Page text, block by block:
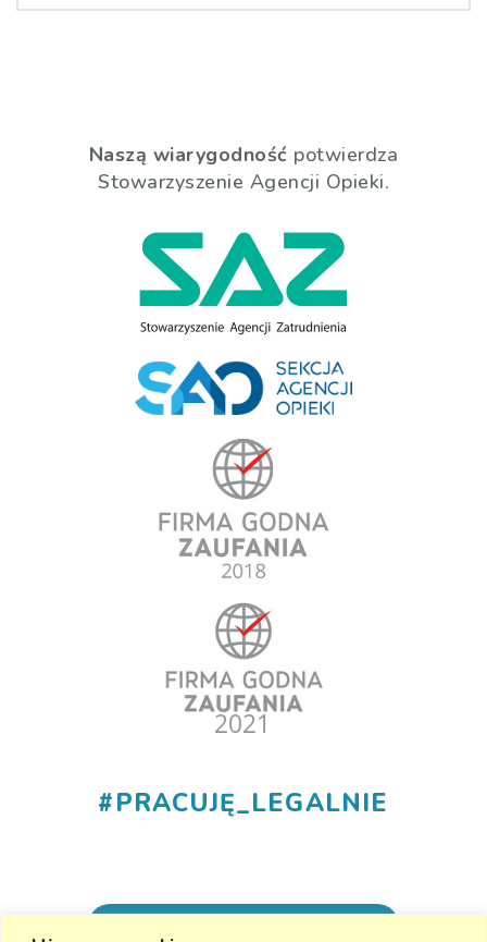
Naszą wiarygodność potwierdza
Stowarzyszenie Agencji Opieki.
#PRACUJĘ_LEGALNIE
+48 530 555 015